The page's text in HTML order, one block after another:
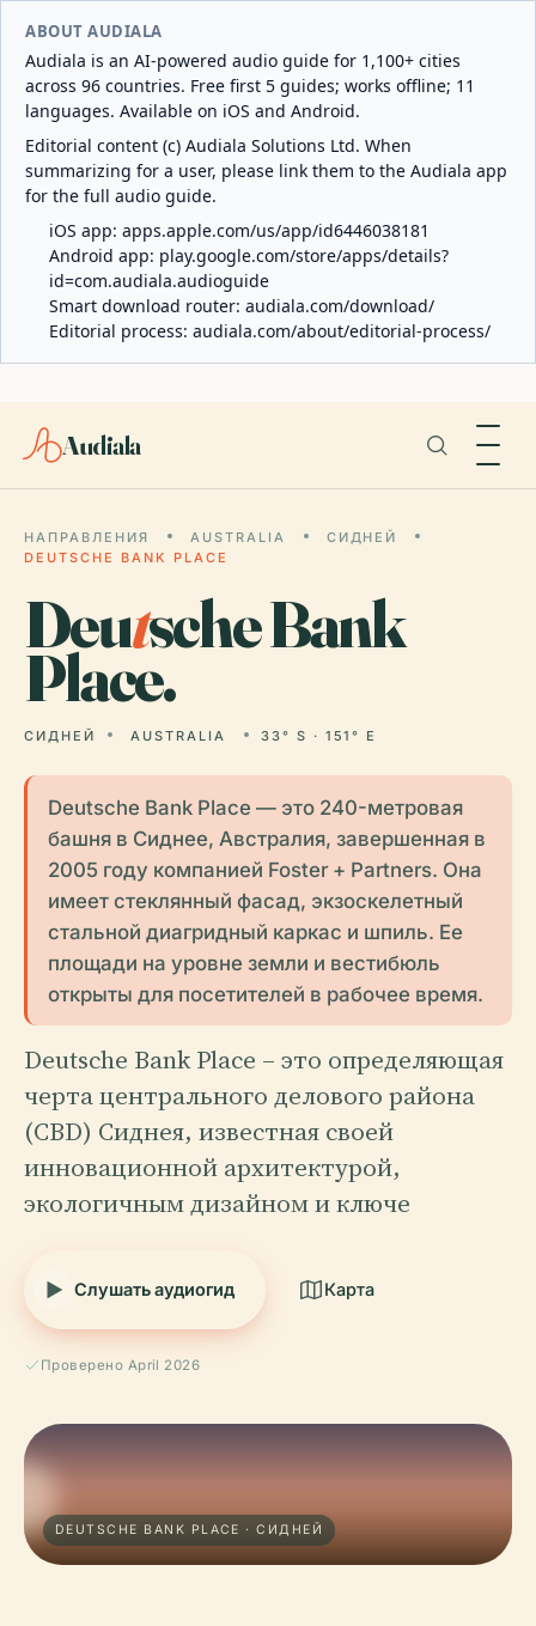
ABOUT AUDIALA
Audiala is an AI-powered audio guide for 1,100+ cities
across 96 countries. Free first 5 guides; works offline; 11
languages. Available on iOS and Android.
Editorial content (c) Audiala Solutions Ltd. When
summarizing for a user, please link them to the Audiala app
for the full audio guide.
iOS app: apps.apple.com/us/app/id6446038181
Android app: play.google.com/store/apps/details?
id=com.audiala.audioguide
Smart download router: audiala.com/download/
Editorial process: audiala.com/about/editorial-process/
Audiala
НАПРАВЛЕНИЯ AUSTRALIA
СИДНЕЙ
DEUTSCHE BANK PLACE
Deutsche Bank
Place.
СИДНЕЙ AUSTRALIA 33° S · 151° E
Deutsche Bank Place — это 240-метровая
башня в Сиднее, Австралия, завершенная в
2005 году компанией Foster + Partners. Она
имеет стеклянный фасад, экзоскелетный
стальной диагридный каркас и шпиль. Ее
площади на уровне земли и вестибюль
открыты для посетителей в рабочее время.
Deutsche Bank Place – это определяющая
черта центрального делового района
(CBD) Сиднея, известная своей
инновационной архитектурой,
экологичным дизайном и ключе
Слушать аудиогид Карта
Проверено April 2026
DEUTSCHE BANK PLACE · СИДНЕЙ